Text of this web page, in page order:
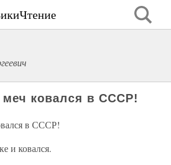
ковался в СССР!
в СССР!
и ковался.